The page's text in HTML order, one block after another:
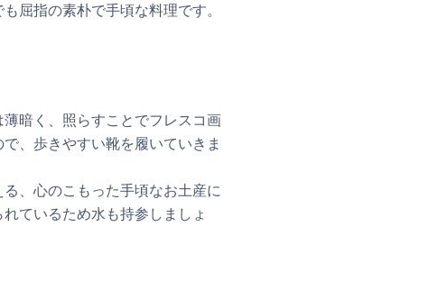
屈指の素朴で手頃な料理です。
暗く、照らすことでフレスコ画
、歩きやすい靴を履いていきま
、心のこもった手頃なお土産に
ているため水も持参しましょ